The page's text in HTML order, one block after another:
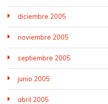
diciembre 2005
noviembre 2005
septiembre 2005
junio 2005
abril 2005